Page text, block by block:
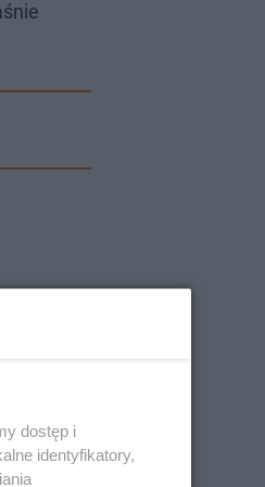
dostęp i
identyfikatory,